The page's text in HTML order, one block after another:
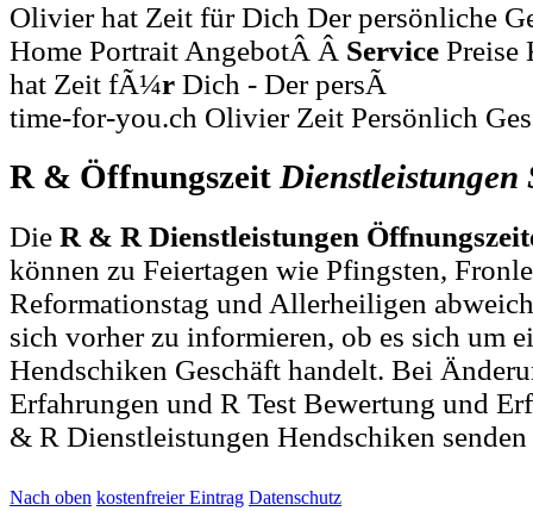
Olivier hat Zeit für Dich Der persönliche
Home Portrait AngebotÂ Â Service
hat Zeit fÃ¼r Dich - Der persÃ
time-for-you.ch Olivier Zeit Persönlich
R & Öffnungszeit Dienstleistungen
Die R & R Dienstleistungen
können zu Feiertagen wie Pfingsten,
Reformationstag und Allerheiligen
sich vorher zu informieren, ob es sich um
Hendschiken Geschäft handelt. Bei
Erfahrungen und R Test Bewertung und
& R Dienstleistungen Hendschiken
Nach oben kostenfreier Eintrag Datenschutz